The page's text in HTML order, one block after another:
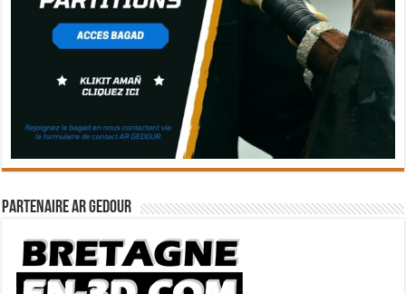
Partenaire Ar Gedour